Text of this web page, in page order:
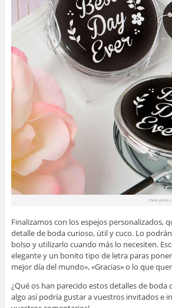
Finalizamos con los espejos personalizados,
detalle de boda curioso, útil y cuco. Lo
bolso y utilizarlo cuando más lo necesiten.
elegante y un bonito tipo de letra paras
mejor día del mundo», «Gracias» o lo que
¿Qué os han parecido estos detalles de boda
algo así podría gustar a vuestros invitados e